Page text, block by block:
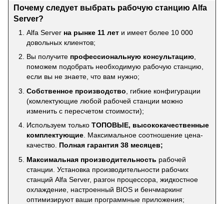
Почему следует выбрать рабочую станцию Alfa
Server?
Alfa Server на рынке 11 лет и имеет более 10 000
довольных клиентов;
Вы получите профессиональную консультацию,
поможем подобрать необходимую рабочую станцию,
если вы не знаете, что вам нужно;
Собственное производство , гибкие конфигурации
(комлектующие любой рабочей станции можно
изменить с пересчетом стоимости);
Используем только ТОПОВЫЕ, высококачественные
комплектующие. Максимальное соотношение цена-
качество. Полная гарантия 38 месяцев;
Максимальная производительность рабочей
станции. Установка производительности рабочих
станций Alfa Server, разгон процессора, жидкостное
охлаждение, настроенный BIOS и бенчмаркинг
оптимизируют ваши программные приложения;